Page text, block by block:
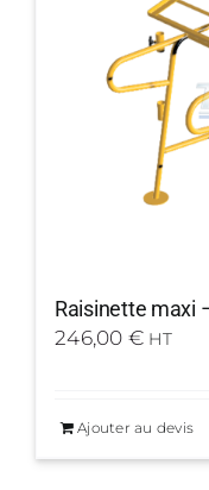
Raisinette maxi
246,00 € HT
Ajouter au devis